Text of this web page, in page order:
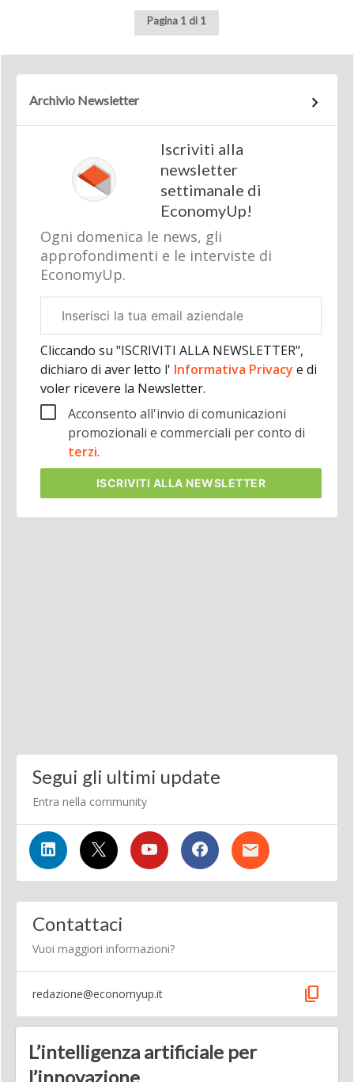
Pagina 1 di 1
Archivio Newsletter
Iscriviti alla
newsletter
settimanale di
EconomyUp!
Ogni domenica le news, gli
approfondimenti e le interviste di
EconomyUp.
aziendale
Cliccando su "ISCRIVITI ALLA NEWSLETTER",
dichiaro di aver letto l' Informativa Privacy e di
voler ricevere la Newsletter.
Acconsento all'invio di comunicazioni
promozionali e commerciali per conto di
terzi.
ISCRIVITI ALLA NEWSLETTER
Segui gli ultimi update
Entra nella community
Contattaci
Vuoi maggiori informazioni?
redazione@economyup.it content_copy
L’intelligenza artificiale per
l’innovazione